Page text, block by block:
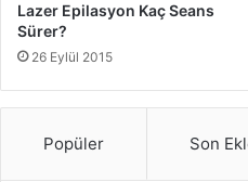
aracın kilometresini
Araba Alırken
Lazer Epilasyon Kaç Seans
Sürer?
26 Eylül 2015
Popüler Son